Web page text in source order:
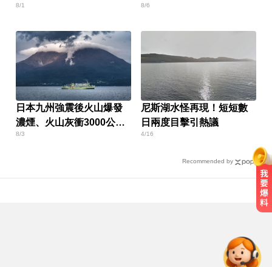
情
8/1 8/6
日本九州強震後火山爆發
濃煙、火山灰衝3000公尺
高空
8/3
尼斯湖水怪再現！短短數
日兩度目擊引熱議
4/16
Recommended by